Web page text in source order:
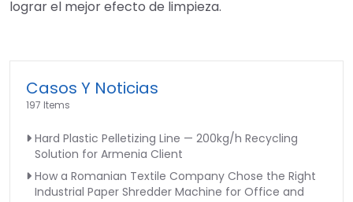
lograr el mejor efecto de limpieza.
Casos Y Noticias
197 Items
Hard Plastic Pelletizing Line — 200kg/h Recycling
Solution for Armenia Client
How a Romanian Textile Company Chose the Right
Industrial Paper Shredder Machine for Office and